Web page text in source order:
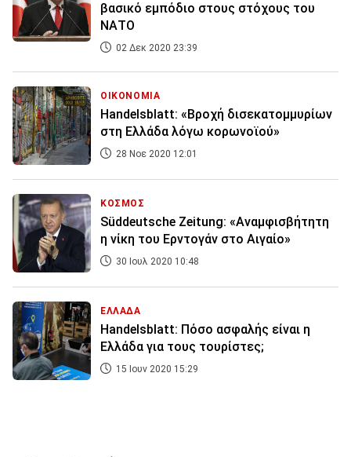
βασικό εμπόδιο στους στόχους του
ΝΑΤΟ
02 Δεκ 2020 23:39
ΟΙΚΟΝΟΜΙΑ
Handelsblatt: «Βροχή δισεκατομμυρίων
στη Ελλάδα λόγω κορωνοϊού»
28 Νοε 2020 12:01
ΚΟΣΜΟΣ
Süddeutsche Zeitung: «Αναμφισβήτητη
η νίκη του Ερντογάν στο Αιγαίο»
30 Ιουλ 2020 10:48
ΕΛΛΑΔΑ
Handelsblatt: Πόσο ασφαλής είναι η
Ελλάδα για τους τουρίστες;
15 Ιουν 2020 15:29